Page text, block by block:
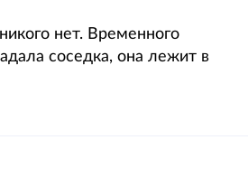
нет. Временного
соседка, она лежит в